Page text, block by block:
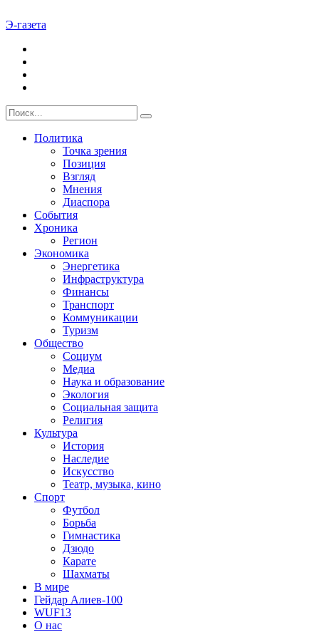
Э-газета
Политика
Точка зрения
Позиция
Взгляд
Мнения
Диаспора
События
Хроника
Регион
Экономика
Энергетика
Инфраструктура
Финансы
Транспорт
Коммуникации
Туризм
Общество
Социум
Медиа
Наука и образование
Экология
Социальная защита
Религия
Культура
История
Наследие
Искусство
Театр, музыка, кино
Спорт
Футбол
Борьба
Гимнастика
Дзюдо
Карате
Шахматы
В мире
Гейдар Алиев-100
WUF13
О нас